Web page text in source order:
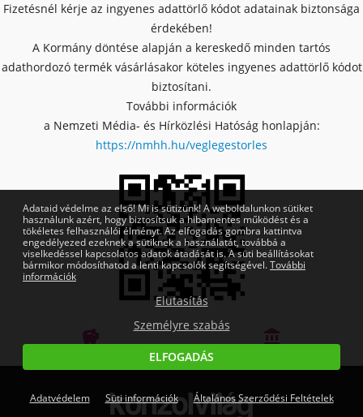
Fizetésnél kérje az ingyenes adattörlő kódot adatainak biztonsága
érdekében!
A Kormány döntése alapján a kereskedő minden tartós
adathordozó termék vásárlásakor köteles ingyenes adattörlő kódot
biztosítani.
További információk
a Nemzeti Média- és Hírközlési Hatóság honlapján:
https://nmhh.hu/veglegestorles

Bankmentes részletfizetés

Adataid védelme az első! Mi is sütizünk! A weboldalunkon sütiket
használunk azért, hogy biztosítsuk a hibamentes működést és a
tökéletes felhasználói élményt. Az elfogadás gombra kattintva
engedélyezed ezeknek a sütiknek a használatát, továbbá a
viselkedéssel kapcsolatos adatok átadását is. A süti beállításokat
bármikor módosíthatod a lenti kapcsolók segítségével.További
információk
Elutasítás
Személyre szabás
ELFOGADÁS
Adatvédelem Süti információk Általános Szerződési Feltételek